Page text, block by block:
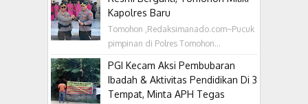
Kapolres Baru
Tomohon ,Redaksimanado.com~Pucuk
pimpinan di Polres Tomohon...
PGI Kecam Aksi Pembubaran
Ibadah & Aktivitas Pendidikan Di 3
Tempat, Minta APH Tegas